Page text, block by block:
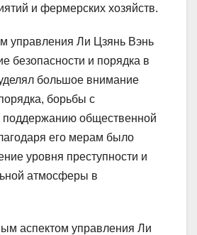
и фермерских хозяйств.
управления Ли Цзянь Вэнь
безопасности и порядка в
большое внимание
борьбы с
поддержанию общественной
его мерам было
уровня преступности и
атмосферы в
аспектом управления Ли